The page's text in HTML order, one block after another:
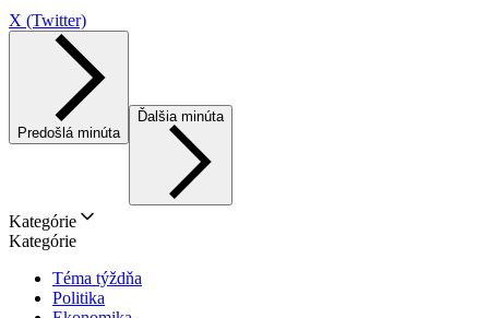
X (Twitter)
Predošlá minúta
Ďalšia minúta
Kategórie
Kategórie
Téma týždňa
Politika